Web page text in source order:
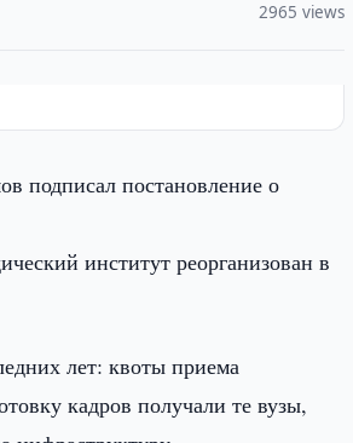
2965 views
подписал постановление о
институт реорганизован в
лет: квоты приема
кадров получали те вузы,